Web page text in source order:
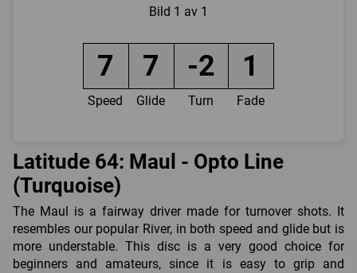
Bild 1 av 1
7 7 -2 1
Speed Glide Turn Fade
Latitude 64: Maul - Opto Line
(Turquoise)
The Maul is a fairway driver made for turnover shots. It
resembles our popular River, in both speed and glide but is
more understable. This disc is a very good choice for
beginners and amateurs, since it is easy to grip and